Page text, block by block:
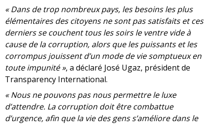
« Dans de trop nombreux pays, les besoins les plus
élémentaires des citoyens ne sont pas satisfaits et ces
derniers se couchent tous les soirs le ventre vide à
cause de la corruption, alors que les puissants et les
corrompus jouissent d’un mode de vie somptueux en
toute impunité », a déclaré José Ugaz, président de
Transparency International.
« Nous ne pouvons pas nous permettre le luxe
d’attendre. La corruption doit être combattue
d’urgence, afin que la vie des gens s’améliore dans le